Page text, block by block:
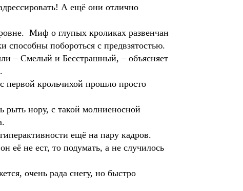
А ещё они отлично
Миф о глупых кроликах развенчан
способны побороться с предвзятостью.
– Смелый и Бесстрашный, – объясняет
первой крольчихой прошло просто
рыть нору, с такой молниеносной
ещё на пару кадров.
её не ест, то подумать, а не случилось
очень рада снегу, но быстро